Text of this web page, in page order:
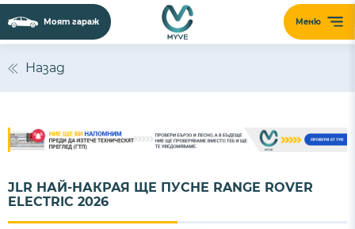
Меню
Моят гараж
Назад
JLR НАЙ-НАКРАЯ ЩЕ ПУСНЕ RANGE ROVER
ELECTRIC 2026